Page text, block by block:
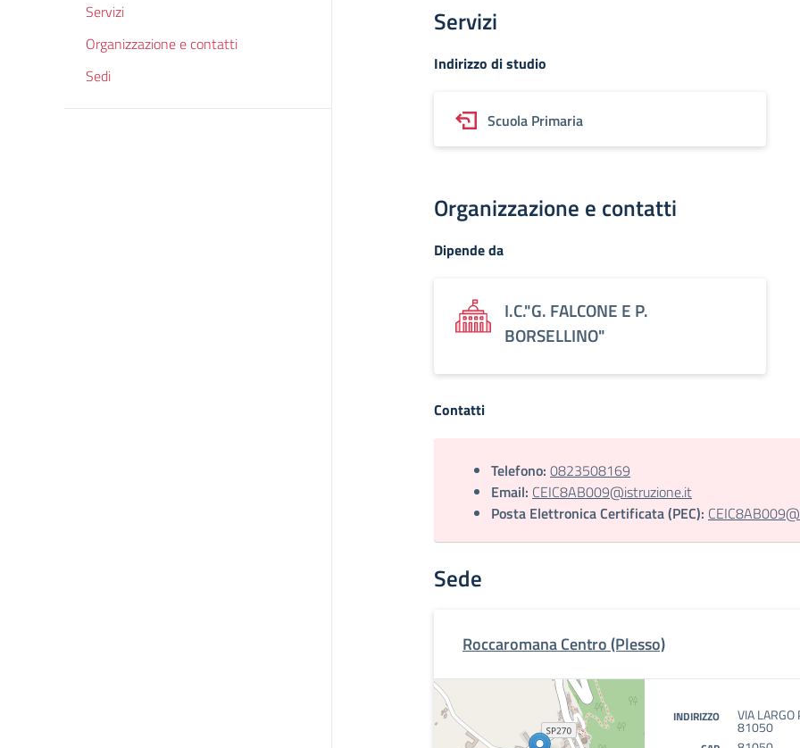
Servizi
Organizzazione e contatti
Sedi
Servizi
Indirizzo di studio
Scuola Primaria
Organizzazione e contatti
Dipende da
I.C."G. FALCONE E P.
BORSELLINO"
Contatti
Telefono: 0823508169
Email: CEIC8AB009@istruzione.it
Posta Elettronica Certificata (PEC):
Sede
Roccaromana Centro (Plesso)
INDIRIZZO VIA LARGO
81050